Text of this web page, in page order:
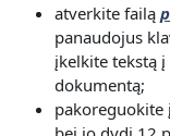
atverkite failą
panaudojus
įkelkite tekstą
dokumentą;
pakoreguokite